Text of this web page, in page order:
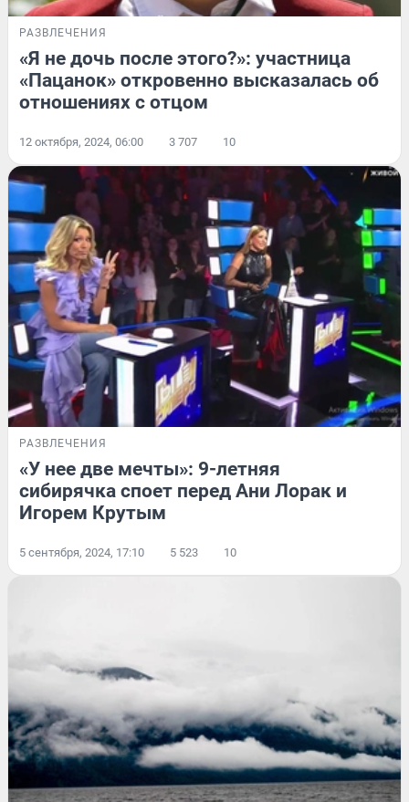
РАЗВЛЕЧЕНИЯ
«Я не дочь после этого?»: участница
«Пацанок» откровенно высказалась об
отношениях с отцом
12 октября, 2024, 06:00 3 707 10
РАЗВЛЕЧЕНИЯ
«У нее две мечты»: 9-летняя
сибирячка споет перед Ани Лорак и
Игорем Крутым
5 сентября, 2024, 17:10 5 523 10